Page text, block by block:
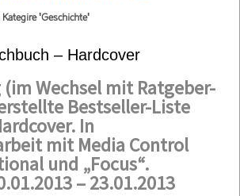
Kategire 'Geschichte'
– Hardcover
(im Wechsel mit Ratgeber-
Bestseller-Liste
In
mit Media Control
und „Focus“.
– 23.01.2013